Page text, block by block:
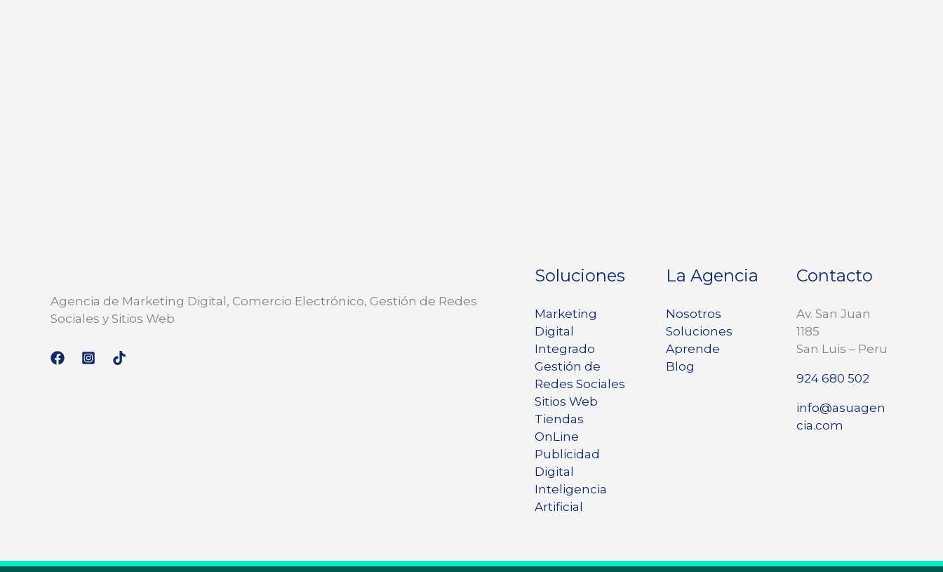
Agencia de Marketing Digital, Comercio Electrónico, Gestión de Redes
Sociales y Sitios Web
Soluciones
Marketing
Digital
Integrado
Gestión de
Redes Sociales
Sitios Web
Tiendas
OnLine
Publicidad
Digital
Inteligencia
Artificial
La Agencia
Nosotros
Soluciones
Aprende
Blog
Contacto
Av. San Juan
1185
San Luis – Peru
924 680 502
info@asuagen
cia.com